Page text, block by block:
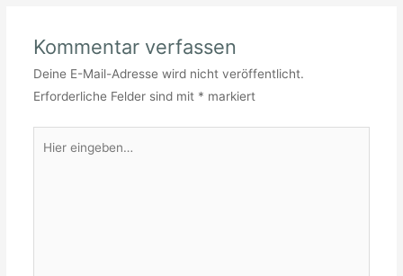
Kommentar verfassen
Deine E-Mail-Adresse wird nicht veröffentlicht.
Erforderliche Felder sind mit * markiert
eingeben…